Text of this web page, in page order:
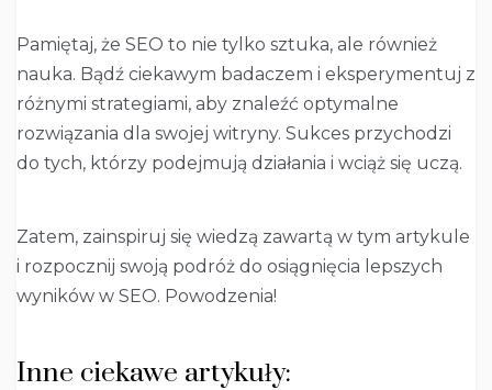
Pamiętaj, że SEO to nie tylko sztuka, ale również
nauka. Bądź ciekawym badaczem i eksperymentuj z
różnymi strategiami, aby znaleźć optymalne
rozwiązania dla swojej witryny. Sukces przychodzi
do tych, którzy podejmują działania i wciąż się uczą.
Zatem, zainspiruj się wiedzą zawartą w tym artykule
i rozpocznij swoją podróż do osiągnięcia lepszych
wyników w SEO. Powodzenia!
Inne ciekawe artykuły: